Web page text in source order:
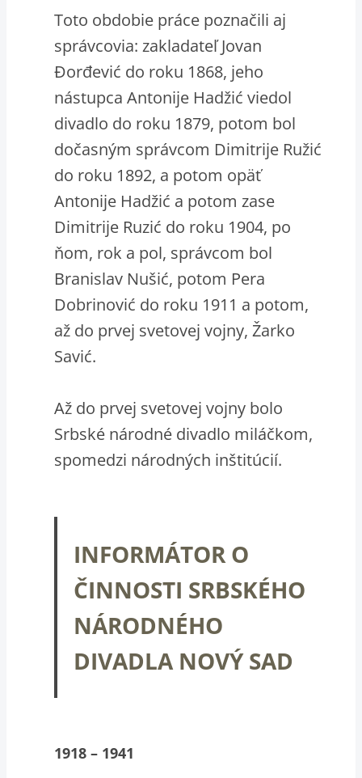
Toto obdobie práce poznačili aj
správcovia: zakladateľ Jovan
Đorđević do roku 1868, jeho
nástupca Antonije Hadžić viedol
divadlo do roku 1879, potom bol
dočasným správcom Dimitrije Ružić
do roku 1892, a potom opäť
Antonije Hadžić a potom zase
Dimitrije Ruzić do roku 1904, po
ňom, rok a pol, správcom bol
Branislav Nušić, potom Pera
Dobrinović do roku 1911 a potom,
až do prvej svetovej vojny, Žarko
Savić.
Až do prvej svetovej vojny bolo
Srbské národné divadlo miláčkom,
spomedzi národných inštitúcií.
INFORMÁTOR O
ČINNOSTI SRBSKÉHO
NÁRODNÉHO
DIVADLA NOVÝ SAD
1918 – 1941